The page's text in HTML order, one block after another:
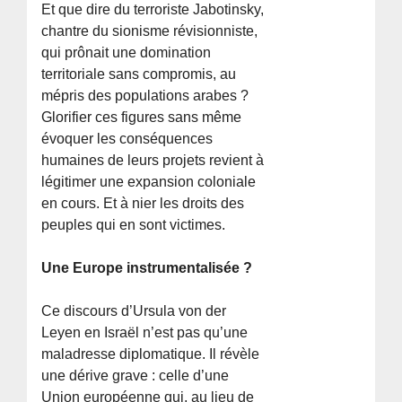
Et que dire du terroriste Jabotinsky,
chantre du sionisme révisionniste,
qui prônait une domination
territoriale sans compromis, au
mépris des populations arabes ?
Glorifier ces figures sans même
évoquer les conséquences
humaines de leurs projets revient à
légitimer une expansion coloniale
en cours. Et à nier les droits des
peuples qui en sont victimes.
Une Europe instrumentalisée ?
Ce discours d’Ursula von der
Leyen en Israël n’est pas qu’une
maladresse diplomatique. Il révèle
une dérive grave : celle d’une
Union européenne qui, au lieu de